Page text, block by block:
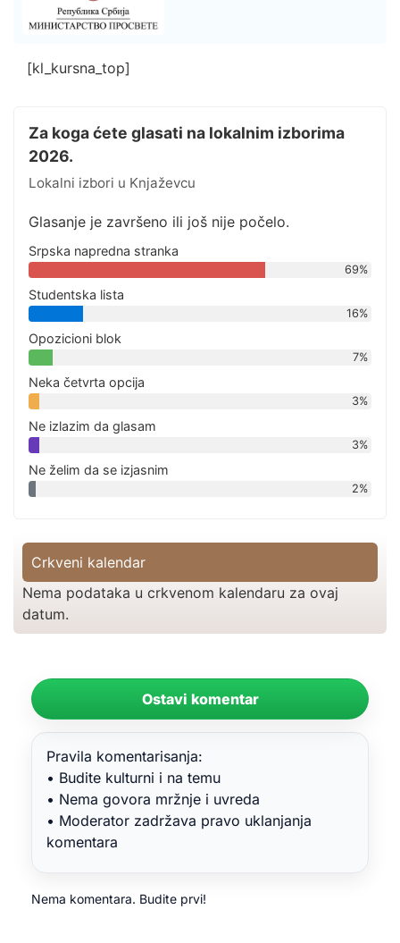
[kl_kursna_top]
Za koga ćete glasati na lokalnim izborima
2026.
Lokalni izbori u Knjaževcu
Glasanje je završeno ili još nije počelo.
Srpska napredna stranka
69%
Studentska lista
16%
Opozicioni blok
7%
Neka četvrta opcija
3%
Ne izlazim da glasam
3%
Ne želim da se izjasnim
2%
Crkveni kalendar
Nema podataka u crkvenom kalendaru za ovaj
datum.
Ostavi komentar
Pravila komentarisanja:
• Budite kulturni i na temu
• Nema govora mržnje i uvreda
• Moderator zadržava pravo uklanjanja
komentara
Nema komentara. Budite prvi!